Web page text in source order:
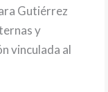
Gutiérrez
y
vinculada al